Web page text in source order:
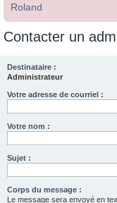
Roland
Contacter un
Destinataire :
Administrateur
Votre adresse de courriel :
Votre nom :
Sujet :
Corps du message :
Le message sera envoyé en